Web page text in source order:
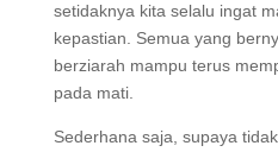
setidaknya kita selalu ingat
kepastian. Semua yang
berziarah mampu terus
pada mati.
Sederhana saja, supaya